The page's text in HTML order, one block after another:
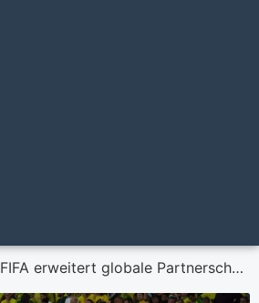
FIFA erweitert globale Partnerschaft mit Visa – einschließlich der FIFA Fußball-WM 2026